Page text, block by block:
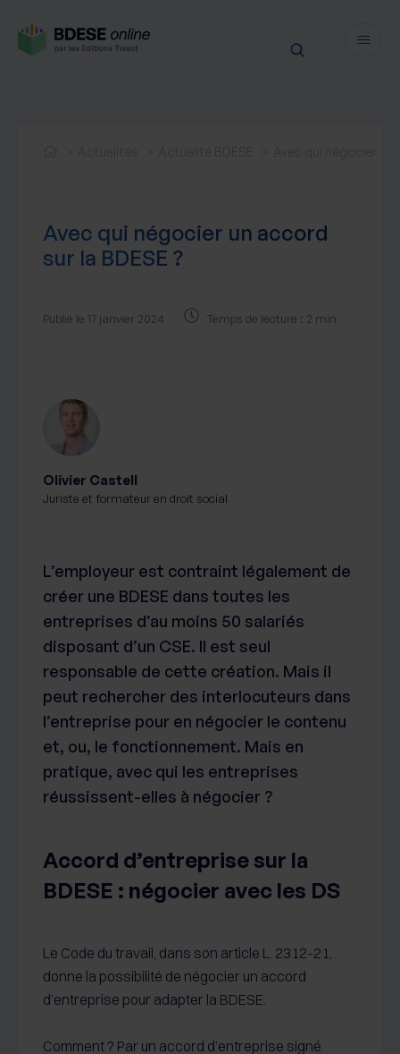
Actualités produit
Notre newsletter
Nos livres blancs
Avec qui négocier un accord
sur la BDESE ?
Publié le 17 janvier 2024 Temps de lecture : 2 min
L’employeur est contraint légalement de
créer une BDESE dans toutes les
entreprises d’au moins 50 salariés
disposant d’un CSE. Il est seul
responsable de cette création. Mais il
peut rechercher des interlocuteurs dans
l’entreprise pour en négocier le contenu
et, ou, le fonctionnement. Mais en
pratique, avec qui les entreprises
réussissent-elles à négocier ?
Accord d’entreprise sur la
BDESE : négocier avec les DS
Le Code du travail, dans son article L. 2312-21,
donne la possibilité de négocier un accord
d’entreprise pour adapter la BDESE.
Comment ? Par un accord d’entreprise signé
Olivier Castell
Juriste et formateur en droit social